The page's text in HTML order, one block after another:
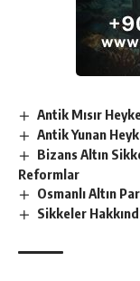
Antik Mısır
Antik Yunan
Bizans Altın
Reformlar
Osmanlı Altın
Sikkeler